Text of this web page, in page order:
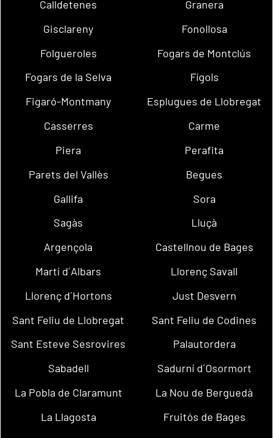
Calldetenes
Granera
Gisclareny
Fonollosa
Folgueroles
Fogars de Montclús
Fogars de la Selva
Fígols
Figaró-Montmany
Esplugues de Llobregat
Casserres
Carme
Piera
Perafita
Parets del Vallès
Begues
Gallifa
Sora
Sagàs
Lluçà
Argençola
Castellnou de Bages
Martí d´Albars
Llorenç Savall
Llorenç d´Hortons
Just Desvern
Sant Feliu de Llobregat
Sant Feliu de Codines
Sant Esteve Sesrovires
Palautordera
Sabadell
Sadurní d´Osormort
La Pobla de Claramunt
La Nou de Berguedà
La Llagosta
Fruitós de Bages